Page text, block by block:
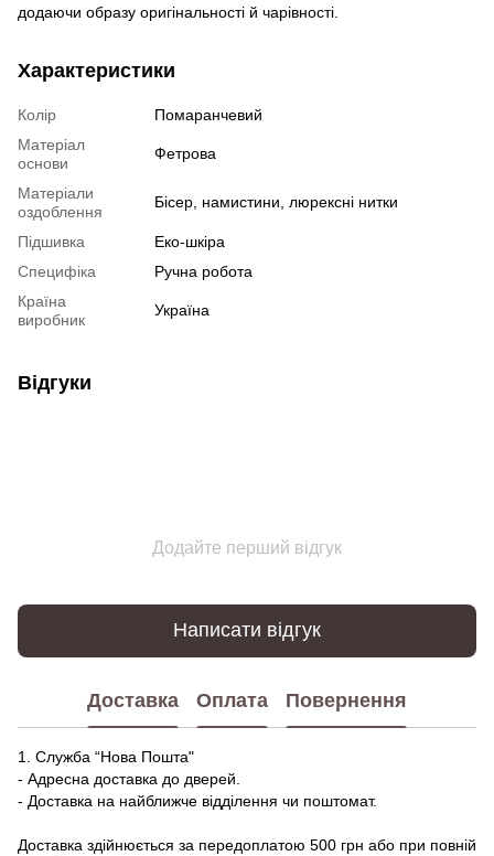
додаючи образу оригінальності й чарівності.
Характеристики
Колір
Помаранчевий
Матеріал
основи
Фетрова
Матеріали
оздоблення
Бісер, намистини, люрексні нитки
Підшивка
Еко-шкіра
Специфіка
Ручна робота
Країна
виробник
Україна
Відгуки
Додайте перший відгук
Написати відгук
Доставка Оплата Повернення
1. Служба “Нова Пошта"
- Адресна доставка до дверей.
- Доставка на найближче відділення чи поштомат.
Доставка здійнюється за передоплатою 500 грн або при повній